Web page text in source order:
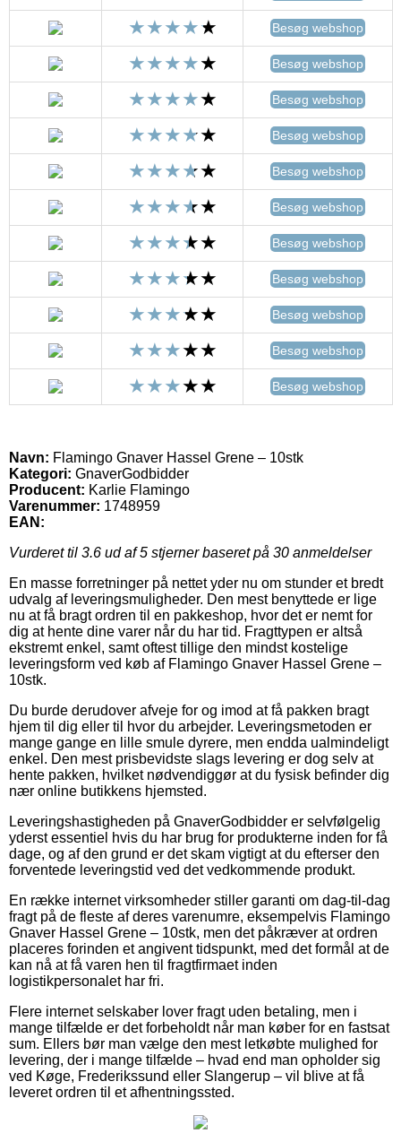
Besøg webshop
Besøg webshop
Besøg webshop
Besøg webshop
Besøg webshop
Besøg webshop
Besøg webshop
Besøg webshop
Besøg webshop
Besøg webshop
Besøg webshop
Navn: Flamingo Gnaver Hassel Grene – 10stk
Kategori: GnaverGodbidder
Producent: Karlie Flamingo
Varenummer: 1748959
EAN:
Vurderet til 3.6 ud af 5 stjerner baseret på 30 anmeldelser
En masse forretninger på nettet yder nu om stunder et bredt
udvalg af leveringsmuligheder. Den mest benyttede er lige
nu at få bragt ordren til en pakkeshop, hvor det er nemt for
dig at hente dine varer når du har tid. Fragttypen er altså
ekstremt enkel, samt oftest tillige den mindst kostelige
leveringsform ved køb af Flamingo Gnaver Hassel Grene –
10stk.
Du burde derudover afveje for og imod at få pakken bragt
hjem til dig eller til hvor du arbejder. Leveringsmetoden er
mange gange en lille smule dyrere, men endda ualmindeligt
enkel. Den mest prisbevidste slags levering er dog selv at
hente pakken, hvilket nødvendiggør at du fysisk befinder dig
nær online butikkens hjemsted.
Leveringshastigheden på GnaverGodbidder er selvfølgelig
yderst essentiel hvis du har brug for produkterne inden for få
dage, og af den grund er det skam vigtigt at du efterser den
forventede leveringstid ved det vedkommende produkt.
En række internet virksomheder stiller garanti om dag-til-dag
fragt på de fleste af deres varenumre, eksempelvis Flamingo
Gnaver Hassel Grene – 10stk, men det påkræver at ordren
placeres forinden et angivent tidspunkt, med det formål at de
kan nå at få varen hen til fragtfirmaet inden
logistikpersonalet har fri.
Flere internet selskaber lover fragt uden betaling, men i
mange tilfælde er det forbeholdt når man køber for en fastsat
sum. Ellers bør man vælge den mest letkøbte mulighed for
levering, der i mange tilfælde – hvad end man opholder sig
ved Køge, Frederikssund eller Slangerup – vil blive at få
leveret ordren til et afhentningssted.